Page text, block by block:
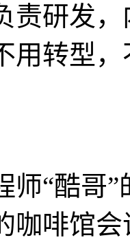
责研发
用转型
师“酷哥
咖啡馆